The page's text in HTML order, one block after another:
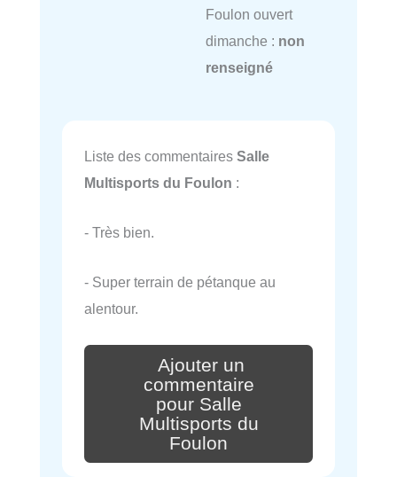
Foulon ouvert
dimanche : non
renseigné
Liste des commentaires Salle
Multisports du Foulon :
- Très bien.
- Super terrain de pétanque au
alentour.
Ajouter un
commentaire
pour Salle
Multisports du
Foulon